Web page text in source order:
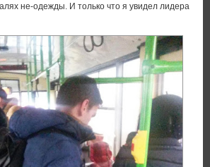
не-одежды. И только что я увидел лидера